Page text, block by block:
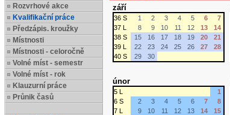
Rozvrhové akce
Kvalifikační práce
Předzápis. kroužky
Místnosti
Místnosti - celoročně
Volné míst - semestr
Volné míst - rok
Klauzurní práce
Průnik časů
září
36 S 1 2 3 4 5 6
7
37 L
8 9 10 11 12 13
14
38 S
15 16 17 18 19 20
21
39 L
22 23 24 25 26 27
28
40 S
29 30
únor
5 L
1
6 S
2 3 4 5 6 7
8
7 L
9 10 11 12 13 14
15